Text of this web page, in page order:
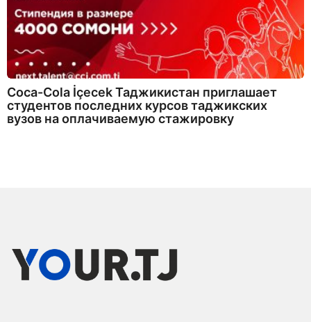
Coca-Cola İçecek Таджикистан приглашает
студентов последних курсов таджикских
вузов на оплачиваемую стажировку